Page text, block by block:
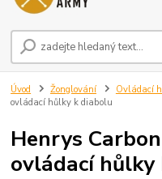
Úvod Žonglování Ovládací
ovládací hůlky k diabolu
Henrys
ovládací hůlky